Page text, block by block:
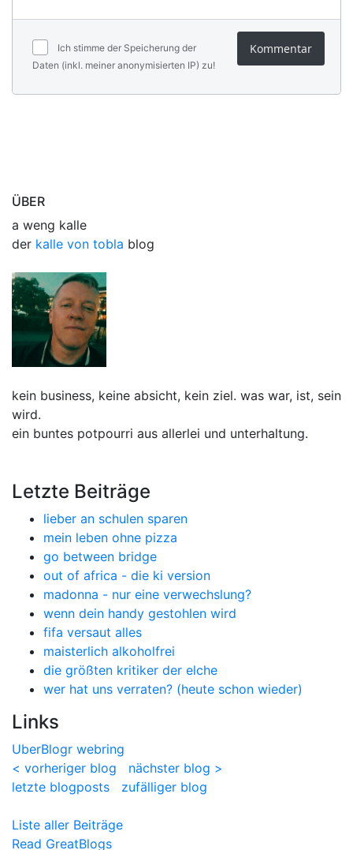
Ich stimme der Speicherung der
Daten (inkl. meiner anonymisierten IP) zu!
Kommentar
ÜBER
a weng kalle
der kalle von tobla blog
kein business, keine absicht, kein ziel. was war, ist, sein
wird.
ein buntes potpourri aus allerlei und unterhaltung.
Letzte Beiträge
lieber an schulen sparen
mein leben ohne pizza
go between bridge
out of africa - die ki version
madonna - nur eine verwechslung?
wenn dein handy gestohlen wird
fifa versaut alles
maisterlich alkoholfrei
die größten kritiker der elche
wer hat uns verraten? (heute schon wieder)
Links
UberBlogr webring
< vorheriger blog
nächster blog >
letzte blogposts
zufälliger blog
Liste aller Beiträge
Read GreatBlogs